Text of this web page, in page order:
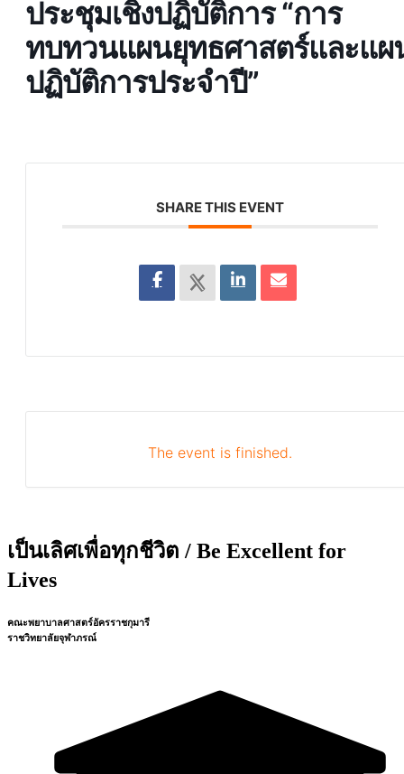
ประชุมเชิงปฏิบัติการ “การ
ทบทวนแผนยุทธศาสตร์และแผ
ปฏิบัติการประจำปี”
SHARE THIS EVENT
The event is finished.
เป็นเลิศเพื่อทุกชีวิต / Be Excellent for
Lives
คณะพยาบาลศาสตร์อัครราชกุมารี
ราชวิทยาลัยจุฬาภรณ์